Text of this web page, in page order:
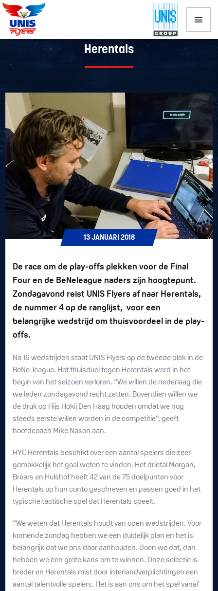
UNIS Flyers zondag op bezoek bij HYC
Herentals
13 JANUARI 2018
De race om de play-offs plekken voor de Final
Four en de BeNeleague naders zijn hoogtepunt.
Zondagavond reist UNIS Flyers af naar Herentals,
de nummer 4 op de ranglijst, voor een
belangrijke wedstrijd om thuisvoordeel in de play-
offs.
Na 16 wedstrijden staat UNIS Flyers op de tweede plek in de
BeNe-league. Het thuisduel tegen Herentals werd in het
begin van het seizoen verloren. “We willen de nederlaag die
we leden zondagavond recht zetten. Bovendien willen we
de druk op Hijs Hokij Den Haag houden omdat we nog
steeds eerste willen worden in de competitie”, geeft
hoofdcoach Mike Nason aan.
HYC Herentals beschikt over een aantal spelers die zeer
gemakkelijk het goal weten te vinden. Het drietal Morgan,
Brears en Hulshof heeft 42 van de 75 doelpunten voor
Herentals op hun conto geschreven en passen goed in het
typische tactische spel dat Herentals speelt.
“We weten dat Herentals houdt van open wedstrijden. Voor
komende zondag hebben we een duidelijk plan en het is
belangrijk dat we ons daar aanhouden. Doen we dat, dan
hebben we een grote kans om te winnen. Onze selectie is
breder en Herentals mist door interlandverplichtingen een
aantal talentvolle spelers. Het is aan ons om het spel vanaf